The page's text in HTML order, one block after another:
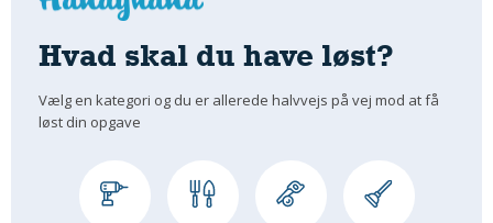
Hvad skal du have løst?
Vælg en kategori og du er allerede halvvejs på vej mod at få
løst din opgave